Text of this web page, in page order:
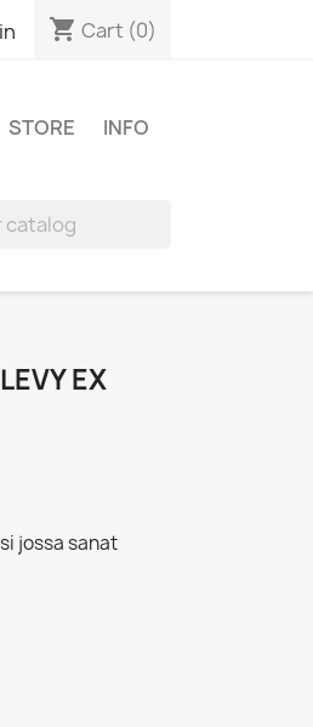
shopping_cart Cart (0)
STORE
INFO
EX
jossa sanat